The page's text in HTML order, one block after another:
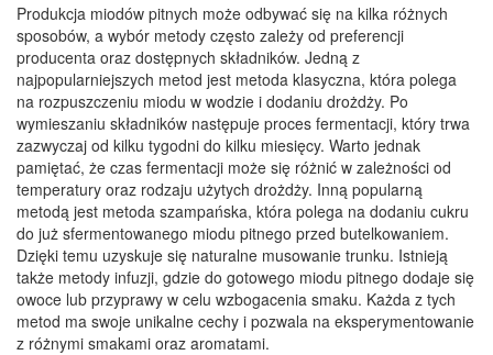
Produkcja miodów pitnych może odbywać się na kilka różnych
sposobów, a wybór metody często zależy od preferencji
producenta oraz dostępnych składników. Jedną z
najpopularniejszych metod jest metoda klasyczna, która polega
na rozpuszczeniu miodu w wodzie i dodaniu drożdży. Po
wymieszaniu składników następuje proces fermentacji, który trwa
zazwyczaj od kilku tygodni do kilku miesięcy. Warto jednak
pamiętać, że czas fermentacji może się różnić w zależności od
temperatury oraz rodzaju użytych drożdży. Inną popularną
metodą jest metoda szampańska, która polega na dodaniu cukru
do już sfermentowanego miodu pitnego przed butelkowaniem.
Dzięki temu uzyskuje się naturalne musowanie trunku. Istnieją
także metody infuzji, gdzie do gotowego miodu pitnego dodaje się
owoce lub przyprawy w celu wzbogacenia smaku. Każda z tych
metod ma swoje unikalne cechy i pozwala na eksperymentowanie
z różnymi smakami oraz aromatami.